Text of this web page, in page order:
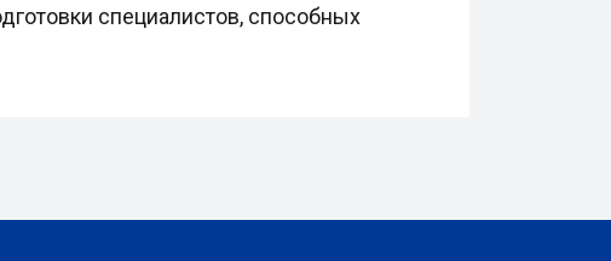
специалистов, способных